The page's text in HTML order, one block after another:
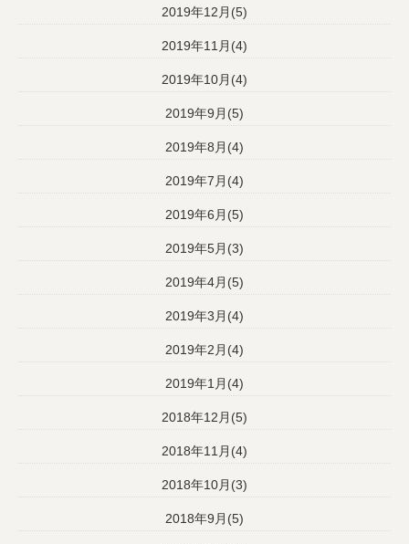
2019年12月(5)
2019年11月(4)
2019年10月(4)
2019年9月(5)
2019年8月(4)
2019年7月(4)
2019年6月(5)
2019年5月(3)
2019年4月(5)
2019年3月(4)
2019年2月(4)
2019年1月(4)
2018年12月(5)
2018年11月(4)
2018年10月(3)
2018年9月(5)